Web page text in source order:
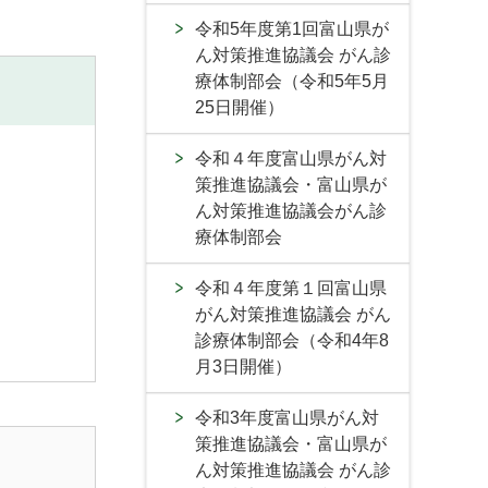
令和5年度第1回富山県が
ん対策推進協議会 がん診
療体制部会（令和5年5月
25日開催）
令和４年度富山県がん対
策推進協議会・富山県が
ん対策推進協議会がん診
療体制部会
令和４年度第１回富山県
がん対策推進協議会 がん
診療体制部会（令和4年8
月3日開催）
令和3年度富山県がん対
策推進協議会・富山県が
ん対策推進協議会 がん診